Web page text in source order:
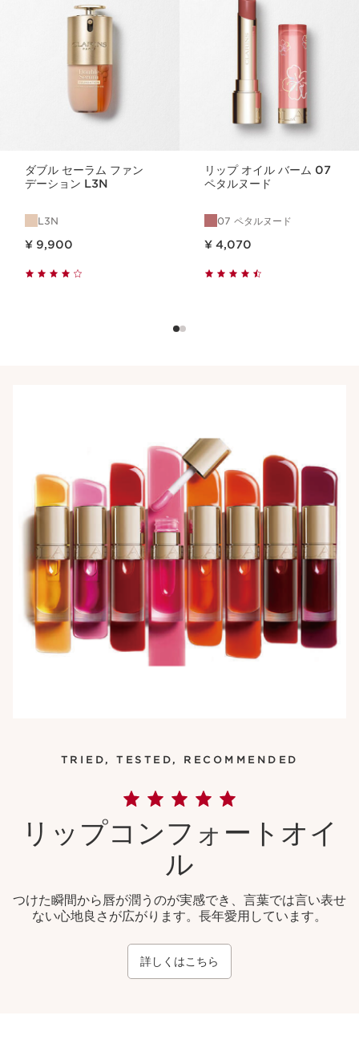
ダブル セーラム ファン
デーション L3N
L3N
¥ 9,900
リップ オイル バーム 07
ペタルヌード
07 ペタルヌード
¥ 4,070
TRIED, TESTED, RECOMMENDED
リップコンフォートオイ
ル
つけた瞬間から唇が潤うのが実感でき、言葉では言い表せ
ない心地良さが広がります。長年愛用しています。
詳しくはこちら